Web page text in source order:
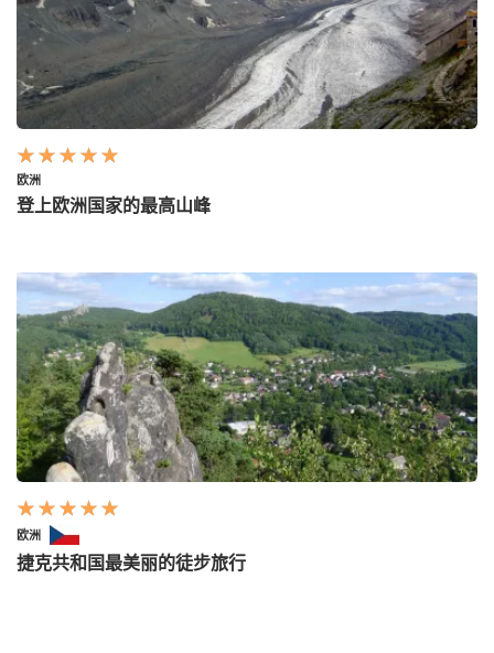
欧洲
登上欧洲国家的最高山峰
欧洲
捷克共和国最美丽的徒步旅行